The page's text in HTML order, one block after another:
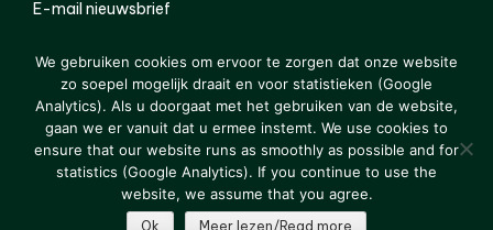
E-mail nieuwsbrief
© 2000-2026 Van der Molen EIS Colofon
Disclaimer
Privacy
We gebruiken cookies om ervoor te zorgen dat onze website
zo soepel mogelijk draait en voor statistieken (Google
Analytics). Als u doorgaat met het gebruiken van de website,
gaan we er vanuit dat u ermee instemt. We use cookies to
ensure that our website runs as smoothly as possible and for
statistics (Google Analytics). If you continue to use the
website, we assume that you agree.
Ok Meer lezen/Read more